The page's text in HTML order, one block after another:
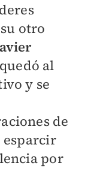
otro
al
y se
de
esparcir
por